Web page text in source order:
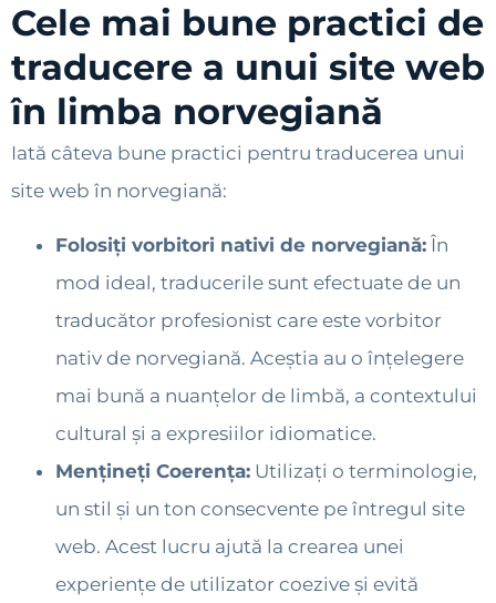
Cele mai bune practici de
traducere a unui site web
în limba norvegiană
Iată câteva bune practici pentru traducerea unui
site web în norvegiană:
Folosiți vorbitori nativi de norvegiană: În
mod ideal, traducerile sunt efectuate de un
traducător profesionist care este vorbitor
nativ de norvegiană. Aceștia au o înțelegere
mai bună a nuanțelor de limbă, a contextului
cultural și a expresiilor idiomatice.
Mențineți Coerența: Utilizați o terminologie,
un stil și un ton consecvente pe întregul site
web. Acest lucru ajută la crearea unei
experiențe de utilizator coezive și evită